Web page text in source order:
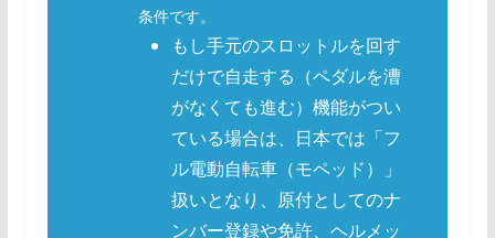
条件です。
もし手元のスロットルを回す
だけで自走する（ペダルを漕
がなくても進む）機能がつい
ている場合は、日本では「フ
ル電動自転車（モペッド）」
扱いとなり、原付としてのナ
ンバー登録や免許、ヘルメッ